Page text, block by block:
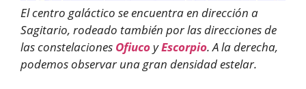
El centro galáctico se encuentra en dirección a
Sagitario, rodeado también por las direcciones de
las constelaciones OfiucoyEscorpio. A la derecha,
podemos observar una gran densidad estelar.